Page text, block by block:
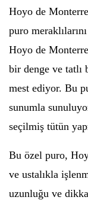
Hoyo de
puro
Hoyo de
bir denge ve tatlı
mest ediyor. Bu
sunumla
seçilmiş tütün
Bu özel puro,
ve ustalıkla
uzunluğu ve